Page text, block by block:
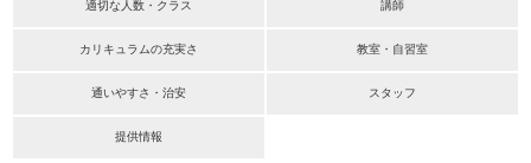
適切な人数・クラス 講師
カリキュラムの充実さ 教室・自習室
通いやすさ・治安 スタッフ
提供情報